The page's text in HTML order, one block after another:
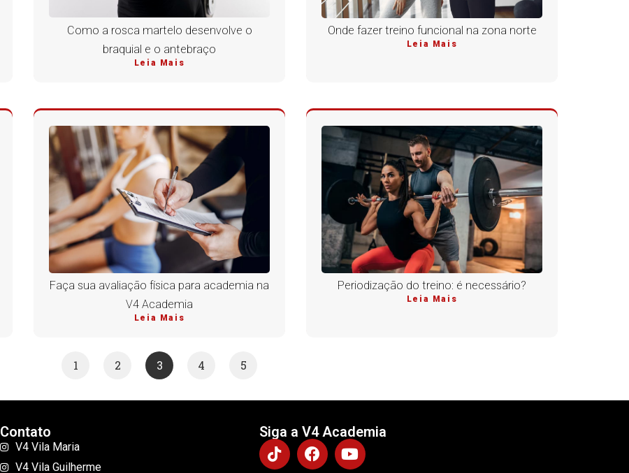
Como a rosca martelo desenvolve o
braquial e o antebraço
Leia Mais
Onde fazer treino funcional na zona norte
Leia Mais
Faça sua avaliação física para academia na
V4 Academia
Leia Mais
Periodização do treino: é necessário?
Leia Mais
1 2 3 4 5
Contato
V4 Vila Maria
V4 Vila Guilherme
Siga a V4 Academia